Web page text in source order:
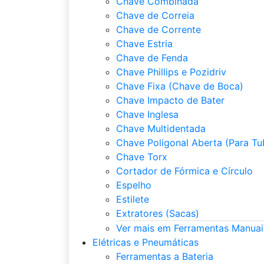
Chave de Correia
Chave de Corrente
Chave Estria
Chave de Fenda
Chave Phillips e Pozidriv
Chave Fixa (Chave de Boca)
Chave Impacto de Bater
Chave Inglesa
Chave Multidentada
Chave Poligonal Aberta (Para
Chave Torx
Cortador de Fórmica e Círculo
Espelho
Estilete
Extratores (Sacas)
Ver mais em Ferramentas
Elétricas e Pneumáticas
Ferramentas a Bateria